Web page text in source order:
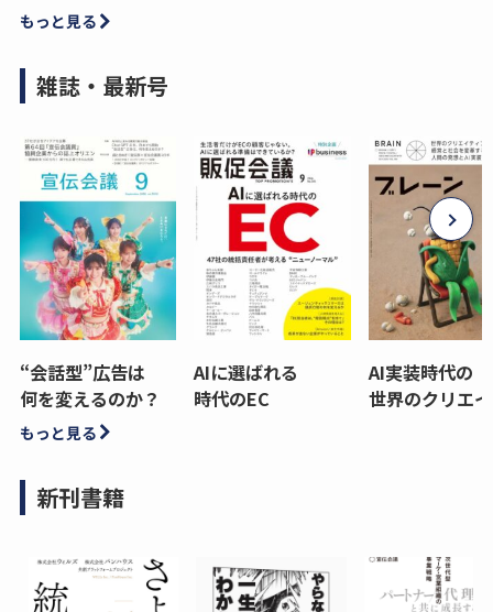
もっと見る
雑誌・最新号
“会話型”広告は
何を変えるのか？
AIに選ばれる
時代のEC
AI実装時代の
世界のクリエ
もっと見る
新刊書籍